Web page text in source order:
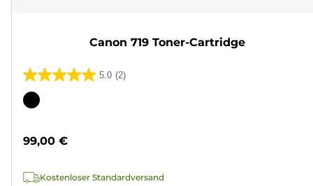
Canon 719 Toner-Cartridge
5.0 (2)
5.0
von
2
Farbpatrone
99,00 €
Kostenloser Standardversand